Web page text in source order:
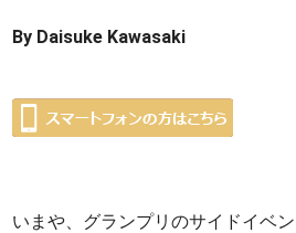
By Daisuke Kawasaki
いまや、グランプリのサイドイベ